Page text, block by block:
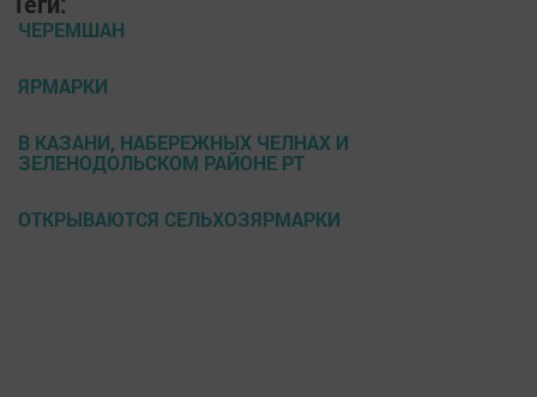
ЧЕРЕМШАН
ЯРМАРКИ
В КАЗАНИ, НАБЕРЕЖНЫХ ЧЕЛНАХ И
ЗЕЛЕНОДОЛЬСКОМ РАЙОНЕ РТ
ОТКРЫВАЮТСЯ СЕЛЬХОЗЯРМАРКИ